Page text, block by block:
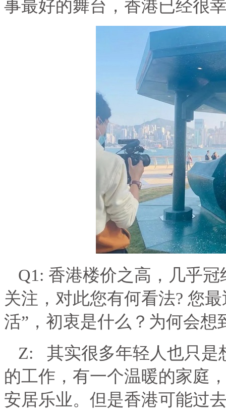
事最好的舞台，香港已经很
Q1: 香港楼价之高，几乎
关注，对此您有何看法? 您
活”，初衷是什么？为何会想
Z: 其实很多年轻人也只是
的工作，有一个温暖的家庭
安居乐业。但是香港可能过